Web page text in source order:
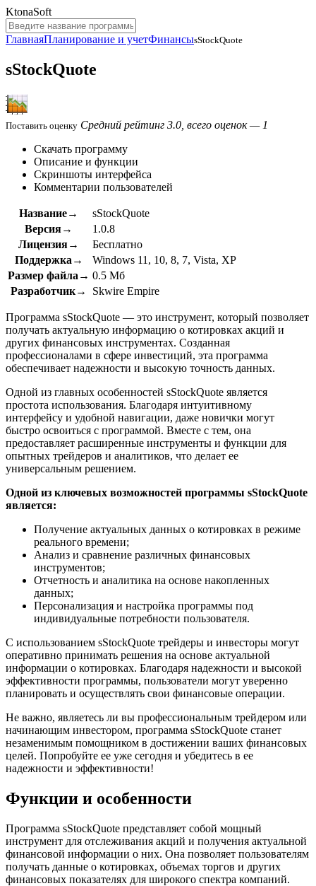
KtonaSoft
ГлавнаяПланирование и учетФинансыsStockQuote
sStockQuote
Поставить оценку Средний рейтинг 3.0, всего оценок — 1
Скачать программу
Описание и функции
Скриншоты интерфейса
Комментарии пользователей
Название→
sStockQuote
Версия→
1.0.8
Лицензия→
Бесплатно
Поддержка→
Windows 11, 10, 8, 7, Vista, XP
Размер файла→ 0.5 Мб
Разработчик→
Skwire Empire
Программа sStockQuote — это инструмент, который позволяет
получать актуальную информацию о котировках акций и
других финансовых инструментах. Созданная
профессионалами в сфере инвестиций, эта программа
обеспечивает надежности и высокую точность данных.
Одной из главных особенностей sStockQuote является
простота использования. Благодаря интуитивному
интерфейсу и удобной навигации, даже новички могут
быстро освоиться с программой. Вместе с тем, она
предоставляет расширенные инструменты и функции для
опытных трейдеров и аналитиков, что делает ее
универсальным решением.
Одной из ключевых возможностей программы sStockQuote
является:
Получение актуальных данных о котировках в режиме
реального времени;
Анализ и сравнение различных финансовых
инструментов;
Отчетность и аналитика на основе накопленных
данных;
Персонализация и настройка программы под
индивидуальные потребности пользователя.
С использованием sStockQuote трейдеры и инвесторы могут
оперативно принимать решения на основе актуальной
информации о котировках. Благодаря надежности и высокой
эффективности программы, пользователи могут уверенно
планировать и осуществлять свои финансовые операции.
Не важно, являетесь ли вы профессиональным трейдером или
начинающим инвестором, программа sStockQuote станет
незаменимым помощником в достижении ваших финансовых
целей. Попробуйте ее уже сегодня и убедитесь в ее
надежности и эффективности!
Функции и особенности
Программа sStockQuote представляет собой мощный
инструмент для отслеживания акций и получения актуальной
финансовой информации о них. Она позволяет пользователям
получать данные о котировках, объемах торгов и других
финансовых показателях для широкого спектра компаний.